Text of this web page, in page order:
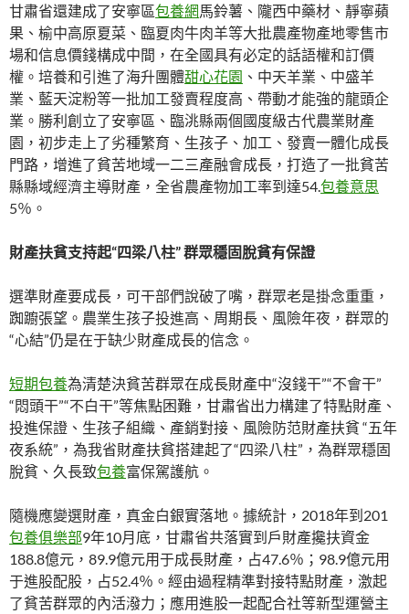
甘肅省還建成了安寧區包養網馬鈴薯、隴西中藥材、靜寧蘋
果、榆中高原夏菜、臨夏肉牛肉羊等大批農產物產地零售市
場和信息價錢構成中間，在全國具有必定的話語權和訂價
權。培養和引進了海升團體甜心花園 、中天羊業、中盛羊
業、藍天淀粉等一批加工發賣程度高、帶動才能強的龍頭企
業。勝利創立了安寧區、臨洮縣兩個國度級古代農業財產
園，初步走上了劣種繁育、生孩子、加工、發賣一體化成長
門路，增進了貧苦地域一二三產融會成長，打造了一批貧苦
縣縣域經濟主導財產，全省農產物加工率到達54.包養意思
5％。
財產扶貧支持起“四梁八柱” 群眾穩固脫貧有保證
選準財產要成長，可干部們說破了嘴，群眾老是掛念重重，
踟躕張望。農業生孩子投進高、周期長、風險年夜，群眾的
“心結”仍是在于缺少財產成長的信念。
短期包養為清楚決貧苦群眾在成長財產中“沒錢干”“不會干”
“悶頭干”“不白干”等焦點困難，甘肅省出力構建了特點財產、
投進保證、生孩子組織、產銷對接、風險防范財產扶貧 “五年
夜系統”，為我省財產扶貧搭建起了“四梁八柱”，為群眾穩固
脫貧、久長致包養富保駕護航。
隨機應變選財產，真金白銀實落地。據統計，2018年到201
包養俱樂部9年10月底，甘肅省共落實到戶財產攙扶資金
188.8億元，89.9億元用于成長財產，占47.6％；98.9億元用
于進股配股，占52.4％。經由過程精準對接特點財產，激起
了貧苦群眾的內活潑力；應用進股一起配合社等新型運營主